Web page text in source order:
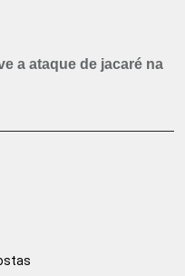
a ataque de jacaré na